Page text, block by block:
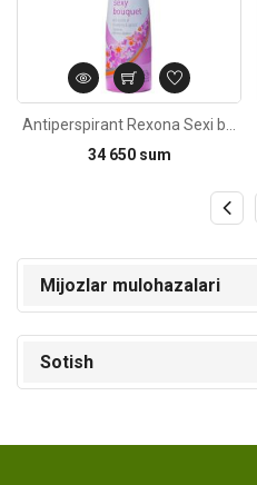
34 650 sum
Mijozlar mulohazalari
Sotish